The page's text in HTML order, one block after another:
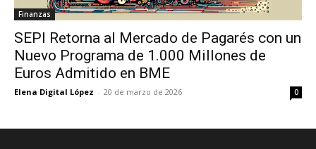
Finanzas
SEPI Retorna al Mercado de Pagarés con un
Nuevo Programa de 1.000 Millones de
Euros Admitido en BME
Elena Digital López - 20 de marzo de 2026 0